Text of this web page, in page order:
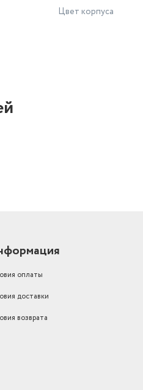
Цвет корпуса
оплаты
доставки
возврата